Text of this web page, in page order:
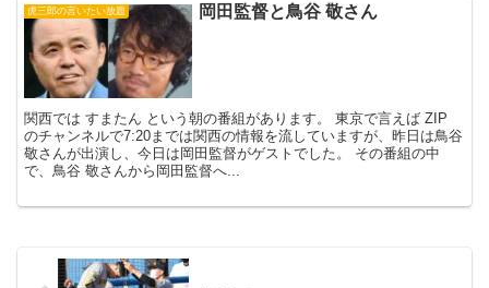
虎三郎の言いたい放題 岡田監督と鳥谷 敬さん
関西では すまたん という朝の番組があります。 東京で言えば ZIP
のチャンネルで7:20までは関西の情報を流していますが、昨日は鳥谷
敬さんが出演し、今日は岡田監督がゲストでした。 その番組の中
で、鳥谷 敬さんから岡田監督へ...